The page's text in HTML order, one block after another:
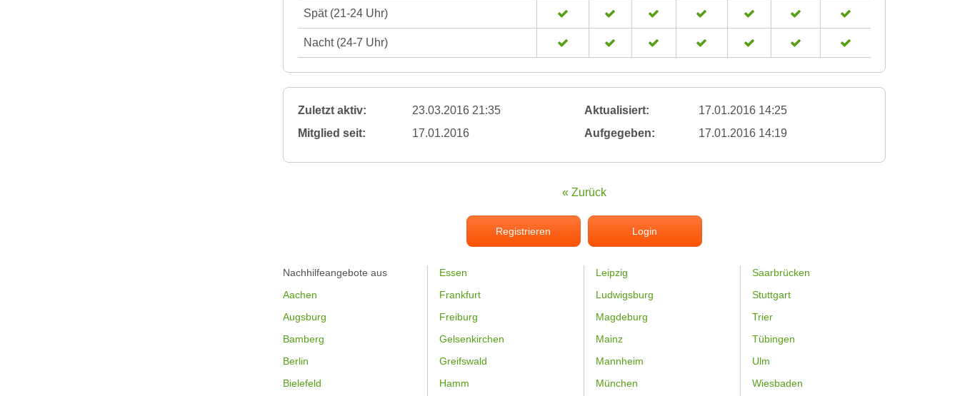
Spät (21-24 Uhr)
Nacht (24-7 Uhr)
Zuletzt aktiv: 23.03.2016 21:35 Aktualisiert:
17.01.2016 14:25
Mitglied seit:
17.01.2016 Aufgegeben: 17.01.2016 14:19
« Zurück
Registrieren Login
Nachhilfeangebote aus
Aachen
Augsburg
Bamberg
Berlin
Bielefeld
Essen
Frankfurt
Freiburg
Gelsenkirchen
Greifswald
Hamm
Leipzig
Ludwigsburg
Magdeburg
Mainz
Mannheim
München
Saarbrücken
Stuttgart
Trier
Tübingen
Ulm
Wiesbaden